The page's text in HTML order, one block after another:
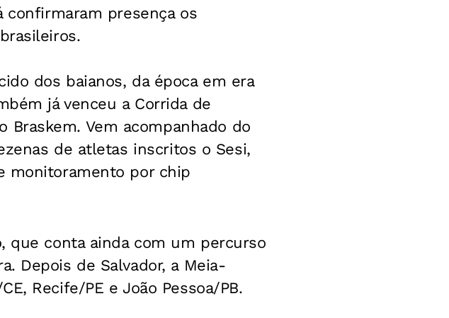
confirmaram presença os
dos baianos, da época em era
já venceu a Corrida de
Braskem. Vem acompanhado do
de atletas inscritos o Sesi,
monitoramento por chip
que conta ainda com um percurso
Depois de Salvador, a Meia-
Recife/PE e João Pessoa/PB.